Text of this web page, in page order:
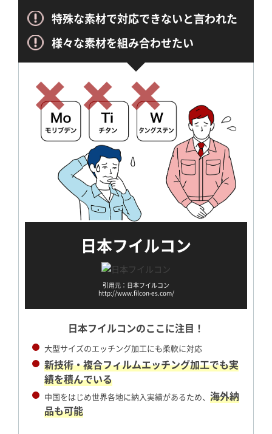
特殊な素材で対応できないと⾔われた
様々な素材を組み合わせたい
日本フイルコン
引用元：日本フイルコン
http://www.filcon-es.com/
日本フイルコンのここに注目！
大型サイズのエッチング加工にも柔軟に対応
新技術・複合フィルムエッチング加工でも実
績を積んでいる
中国をはじめ世界各地に納入実績があるため、 海外納
品も可能